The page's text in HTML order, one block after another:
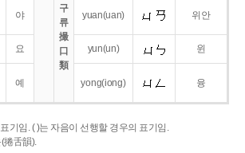
구
류
撮
口
類
야 yuan(uan) 위안
요 yun(un) 윈
예 yong(iong) 융
기임. ( )는 자음이 선행할 경우의 표기임.
捲舌韻).